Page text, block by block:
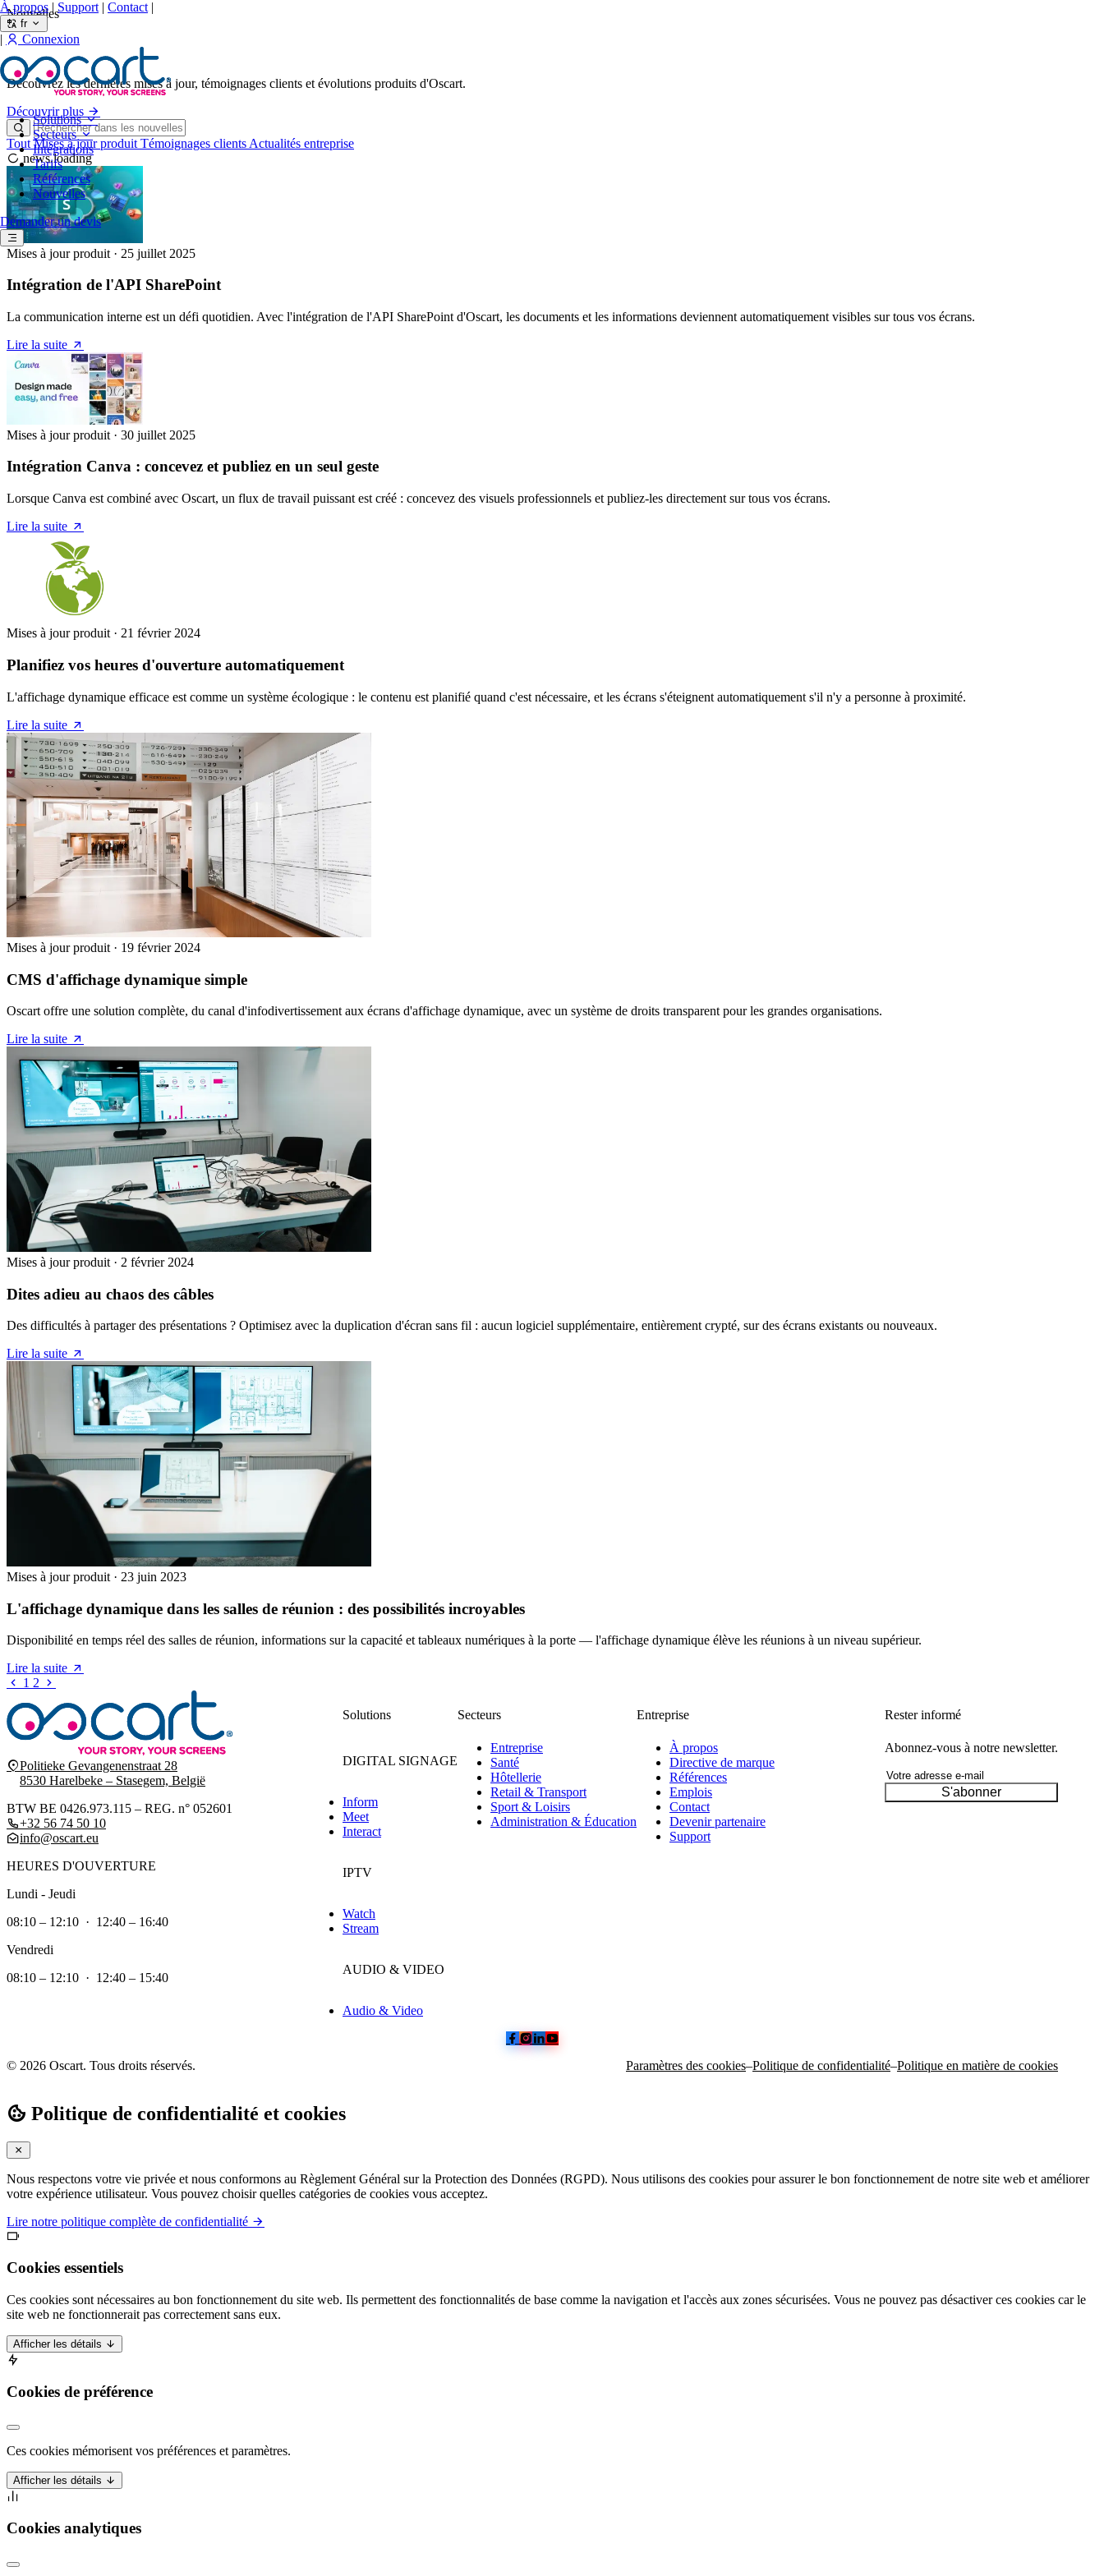
À propos | Support | Contact |
fr
| Connexion
Solutions
Secteurs
Intégrations
Tarifs
Références
Nouvelles
Demander un devis
Nouvelles
Nouvelles
Découvrez les dernières mises à jour, témoignages clients et évolutions produits d'Oscart.
Découvrir plus
ToutMises à jour produit Témoignages clients Actualités entreprise
news.loading
Mises à jour produit · 25 juillet 2025
Intégration de l'API SharePoint
La communication interne est un défi quotidien. Avec l'intégration de l'API SharePoint d'Oscart, les documents et les informations deviennent automatiquement visibles sur tous vos écrans.
Lire la suite
Mises à jour produit · 30 juillet 2025
Intégration Canva : concevez et publiez en un seul geste
Lorsque Canva est combiné avec Oscart, un flux de travail puissant est créé : concevez des visuels professionnels et publiez-les directement sur tous vos écrans.
Lire la suite
Mises à jour produit · 21 février 2024
Planifiez vos heures d'ouverture automatiquement
L'affichage dynamique efficace est comme un système écologique : le contenu est planifié quand c'est nécessaire, et les écrans s'éteignent automatiquement s'il n'y a personne à proximité.
Lire la suite
Mises à jour produit · 19 février 2024
CMS d'affichage dynamique simple
Oscart offre une solution complète, du canal d'infodivertissement aux écrans d'affichage dynamique, avec un système de droits transparent pour les grandes organisations.
Lire la suite
Mises à jour produit · 2 février 2024
Dites adieu au chaos des câbles
Des difficultés à partager des présentations ? Optimisez avec la duplication d'écran sans fil : aucun logiciel supplémentaire, entièrement crypté, sur des écrans existants ou nouveaux.
Lire la suite
Mises à jour produit · 23 juin 2023
L'affichage dynamique dans les salles de réunion : des possibilités incroyables
Disponibilité en temps réel des salles de réunion, informations sur la capacité et tableaux numériques à la porte — l'affichage dynamique élève les réunions à un niveau supérieur.
Lire la suite
1 2
Politieke Gevangenenstraat 28
8530 Harelbeke – Stasegem, België
BTW BE 0426.973.115 – REG. n° 052601
+32 56 74 50 10
info@oscart.eu
HEURES D'OUVERTURE
Lundi - Jeudi
08:10 – 12:10 · 12:40 – 16:40
Vendredi
08:10 – 12:10 · 12:40 – 15:40
Solutions
DIGITAL SIGNAGE
Inform
Meet
Interact
IPTV
Watch
Stream
AUDIO & VIDEO
Audio & Video
Secteurs
Entreprise
Santé
Hôtellerie
Retail & Transport
Sport & Loisirs
Administration & Éducation
Entreprise
À propos
Directive de marque
Références
Emplois
Contact
Devenir partenaire
Support
Rester informé
Abonnez-vous à notre newsletter.
S'abonner
© 2026 Oscart. Tous droits réservés. Paramètres des cookies–Politique de confidentialité–Politique en matière de cookies
Politique de confidentialité et cookies
Nous respectons votre vie privée et nous conformons au Règlement Général sur la Protection des Données (RGPD). Nous utilisons des cookies pour assurer le bon fonctionnement de notre site web et améliorer
votre expérience utilisateur. Vous pouvez choisir quelles catégories de cookies vous acceptez.
Lire notre politique complète de confidentialité
Cookies essentiels
Ces cookies sont nécessaires au bon fonctionnement du site web. Ils permettent des fonctionnalités de base comme la navigation et l'accès aux zones sécurisées. Vous ne pouvez pas désactiver ces cookies car le
site web ne fonctionnerait pas correctement sans eux.
Afficher les détails
Cookies de préférence
Ces cookies mémorisent vos préférences et paramètres.
Afficher les détails
Cookies analytiques